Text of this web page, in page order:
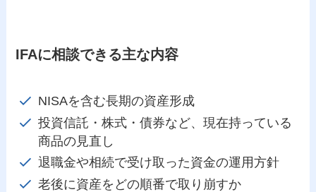
IFAに相談できる主な内容
NISAを含む長期の資産形成
投資信託・株式・債券など、現在持っている
商品の見直し
退職金や相続で受け取った資金の運用方針
老後に資産をどの順番で取り崩すか